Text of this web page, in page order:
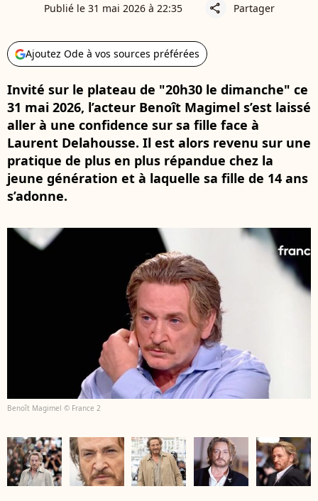
Publié le 31 mai 2026 à 22:35 share Partager
Ajoutez Ode à vos sources préférées
Invité sur le plateau de "20h30 le dimanche" ce
31 mai 2026, l’acteur Benoît Magimel s’est laissé
aller à une confidence sur sa fille face à
Laurent Delahousse. Il est alors revenu sur une
pratique de plus en plus répandue chez la
jeune génération et à laquelle sa fille de 14 ans
s’adonne.
Benoît Magimel © France 2